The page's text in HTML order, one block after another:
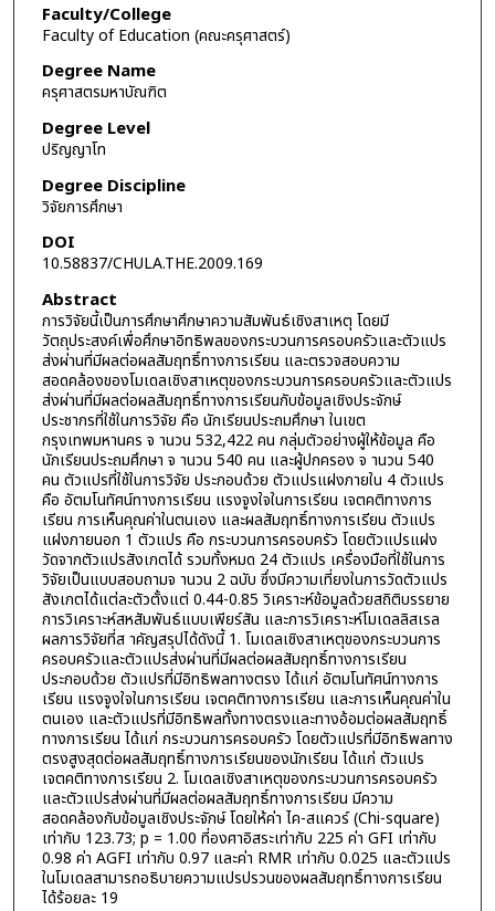
Faculty/College
Faculty of Education (คณะครุศาสตร์)
Degree Name
ครุศาสตรมหาบัณฑิต
Degree Level
ปริญญาโท
Degree Discipline
วิจัยการศึกษา
DOI
10.58837/CHULA.THE.2009.169
Abstract
การวิจัยนี้เป็นการศึกษาศึกษาความสัมพันธ์เชิงสาเหตุ โดยมี
วัตถุประสงค์เพื่อศึกษาอิทธิพลของกระบวนการครอบครัวและตัวแปร
ส่งผ่านที่มีผลต่อผลสัมฤทธิ์ทางการเรียน และตรวจสอบความ
สอดคล้องของโมเดลเชิงสาเหตุของกระบวนการครอบครัวและตัวแปร
ส่งผ่านที่มีผลต่อผลสัมฤทธิ์ทางการเรียนกับข้อมูลเชิงประจักษ์
ประชากรที่ใช้ในการวิจัย คือ นักเรียนประถมศึกษา ในเขต
กรุงเทพมหานคร จ านวน 532,422 คน กลุ่มตัวอย่างผู้ให้ข้อมูล คือ
นักเรียนประถมศึกษา จ านวน 540 คน และผู้ปกครอง จ านวน 540
คน ตัวแปรที่ใช้ในการวิจัย ประกอบด้วย ตัวแปรแฝงภายใน 4 ตัวแปร
คือ อัตมโนทัศน์ทางการเรียน แรงจูงใจในการเรียน เจตคติทางการ
เรียน การเห็นคุณค่าในตนเอง และผลสัมฤทธิ์ทางการเรียน ตัวแปร
แฝงภายนอก 1 ตัวแปร คือ กระบวนการครอบครัว โดยตัวแปรแฝง
วัดจากตัวแปรสังเกตได้ รวมทั้งหมด 24 ตัวแปร เครื่องมือที่ใช้ในการ
วิจัยเป็นแบบสอบถามจ านวน 2 ฉบับ ซึ่งมีความเที่ยงในการวัดตัวแปร
สังเกตได้แต่ละตัวตั้งแต่ 0.44-0.85 วิเคราะห์ข้อมูลด้วยสถิติบรรยาย
การวิเคราะห์สหสัมพันธ์แบบเพียร์สัน และการวิเคราะห์โมเดลลิสเรล
ผลการวิจัยที่ส าคัญสรุปได้ดังนี้ 1. โมเดลเชิงสาเหตุของกระบวนการ
ครอบครัวและตัวแปรส่งผ่านที่มีผลต่อผลสัมฤทธิ์ทางการเรียน
ประกอบด้วย ตัวแปรที่มีอิทธิพลทางตรง ได้แก่ อัตมโนทัศน์ทางการ
เรียน แรงจูงใจในการเรียน เจตคติทางการเรียน และการเห็นคุณค่าใน
ตนเอง และตัวแปรที่มีอิทธิพลทั้งทางตรงและทางอ้อมต่อผลสัมฤทธิ์
ทางการเรียน ได้แก่ กระบวนการครอบครัว โดยตัวแปรที่มีอิทธิพลทาง
ตรงสูงสุดต่อผลสัมฤทธิ์ทางการเรียนของนักเรียน ได้แก่ ตัวแปร
เจตคติทางการเรียน 2. โมเดลเชิงสาเหตุของกระบวนการครอบครัว
และตัวแปรส่งผ่านที่มีผลต่อผลสัมฤทธิ์ทางการเรียน มีความ
สอดคล้องกับข้อมูลเชิงประจักษ์ โดยให้ค่า ไค-สแควร์ (Chi-square)
เท่ากับ 123.73; p = 1.00 ที่องศาอิสระเท่ากับ 225 ค่า GFI เท่ากับ
0.98 ค่า AGFI เท่ากับ 0.97 และค่า RMR เท่ากับ 0.025 และตัวแปร
ในโมเดลสามารถอธิบายความแปรปรวนของผลสัมฤทธิ์ทางการเรียน
ได้ร้อยละ 19